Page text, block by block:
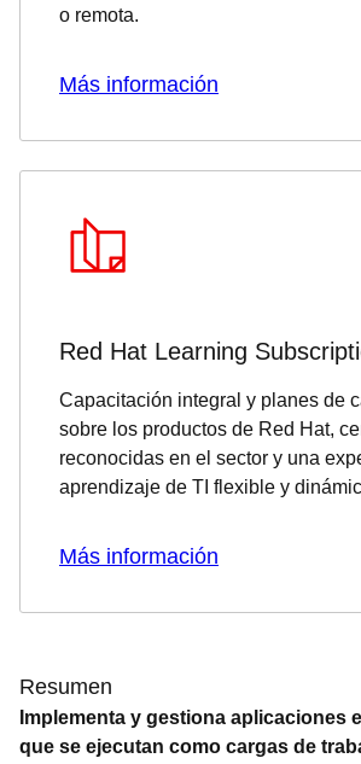
Resumen
Implementa y gestiona aplicaciones
que se ejecutan como cargas de
o remota.
Más información
Red Hat Learning
Capacitación integral y planes de
sobre los productos de Red Hat,
reconocidas en el sector y una
aprendizaje de TI flexible y
Más información